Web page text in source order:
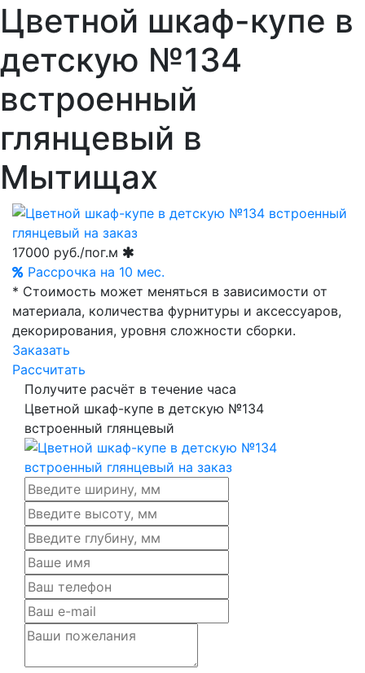
Цветной шкаф-купе в
детскую №134
встроенный
глянцевый в
Мытищах
17000 руб./пог.м
Рассрочка на 10 мес.
* Стоимость может меняться в зависимости от
материала, количества фурнитуры и аксессуаров,
декорирования, уровня сложности сборки.
Заказать
Рассчитать
Получите расчёт в течение часа
Цветной шкаф-купе в детскую №134
встроенный глянцевый